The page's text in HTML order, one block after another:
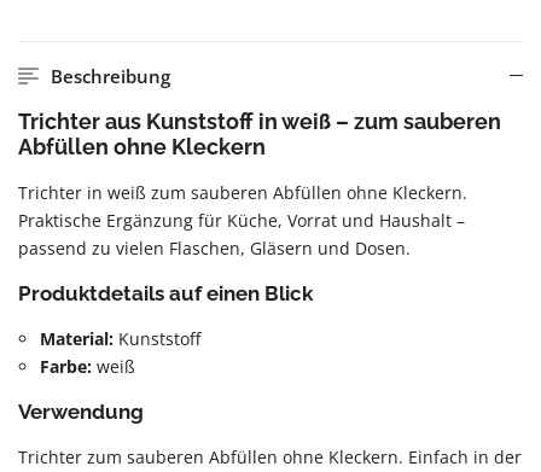
Beschreibung
Trichter aus Kunststoff in weiß – zum sauberen
Abfüllen ohne Kleckern
Trichter in weiß zum sauberen Abfüllen ohne Kleckern.
Praktische Ergänzung für Küche, Vorrat und Haushalt –
passend zu vielen Flaschen, Gläsern und Dosen.
Produktdetails auf einen Blick
Material: Kunststoff
Farbe: weiß
Verwendung
Trichter zum sauberen Abfüllen ohne Kleckern. Einfach in der